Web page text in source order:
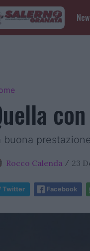
buona
Rocco Calenda / 23
Twitter Facebook